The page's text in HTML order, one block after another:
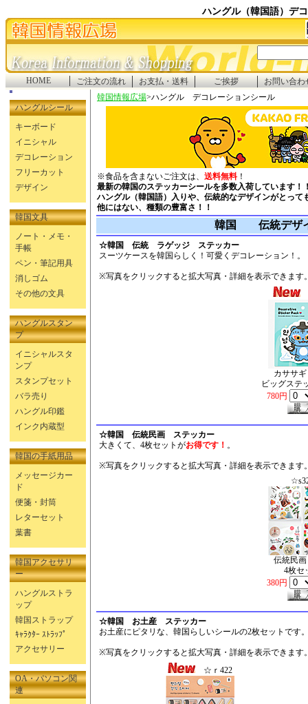
ハングル（韓国語）デ
HOME ご注文の流れ お支払・送料 ご挨拶 お問い合わ
ハングルシール
キーボード
イニシャル
デコレーション
フリーカット
デザイン
韓国文具
ノート・メモ・
手帳
ペン・筆記用具
消しゴム
その他の文具
ハングルスタン
プ
イニシャルスタ
ンプ
スタンプセット
バラ売り
ハングル印鑑
インク内蔵型
韓国の手紙用品
メッセージカー
ド
便箋・封筒
レターセット
葉書
韓国アクセサリ
ー
ハングルストラ
ップ
韓国ストラップ
ｷｬﾗｸﾀｰ ｽﾄﾗｯﾌﾟ
アクセサリー
OA・パソコン関
連
韓国情報広場>ハングル デコレーションシール
※食品を含まないご注文は、 送料無料 ！
最新の韓国のステッカーシールを多数入荷しています
ハングル（韓国語）入りや、伝統的なデザインがとって
他にはない、種類の豊富さ！！
韓国 伝統デザ
☆韓国 伝統 ラゲッジ ステッカー
スーツケースを韓国らしく！可愛くデコレーション！ 。
※写真をクリックすると拡大写真・詳細を表示できます
カササ
ビッグステ
780円
☆韓国 伝統民画 ステッカー
大きくて、4枚セットがお得です！ 。
※写真をクリックすると拡大写真・詳細を表示できます
伝統民
4枚セ
380円
☆韓国 お土産 ステッカー
お土産にピタリな、韓国らしいシールの2枚セットです
※写真をクリックすると拡大写真・詳細を表示できます
☆ｒ422